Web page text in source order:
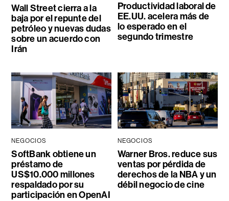
Wall Street cierra a la
baja por el repunte del
petróleo y nuevas dudas
sobre un acuerdo con
Irán
Productividad laboral de
EE.UU. acelera más de
lo esperado en el
segundo trimestre
NEGOCIOS
SoftBank obtiene un
préstamo de
US$10.000 millones
respaldado por su
participación en OpenAI
NEGOCIOS
Warner Bros. reduce sus
ventas por pérdida de
derechos de la NBA y un
débil negocio de cine